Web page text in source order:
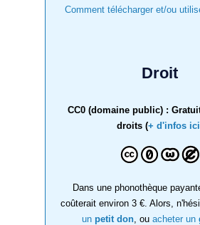
Comment télécharger et/ou
Droit
CC0 (domaine public) :
droits (+ d'infos ici
Dans une phonothèque
coûterait environ 3 €. Alors,
un petit don , ou acheter un